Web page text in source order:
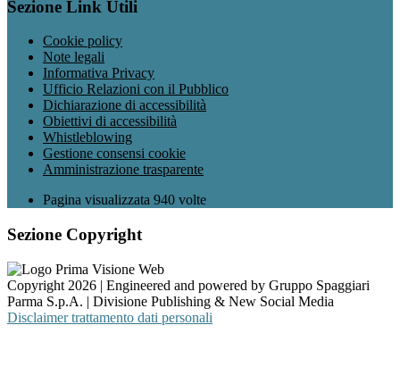
Sezione Link Utili
Cookie policy
Note legali
Informativa Privacy
Ufficio Relazioni con il Pubblico
Dichiarazione di accessibilità
Obiettivi di accessibilità
Whistleblowing
Gestione consensi cookie
Amministrazione trasparente
Pagina visualizzata 940 volte
Sezione Copyright
Copyright 2026 | Engineered and powered by Gruppo Spaggiari
Parma S.p.A. | Divisione Publishing & New Social Media
Disclaimer trattamento dati personali